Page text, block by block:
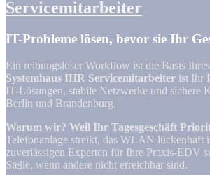
Servicemitarbeiter
IT-Probleme lösen, bevor sie Ihr
Ein reibungsloser Workflow ist die Basis
Systemhaus IHR Servicemitarbeiter ist Ihr
IT-Lösungen, stabile Netzwerke und sichere
Berlin und Brandenburg.
Warum wir? Weil Ihr Tagesgeschäft
Telefonanlage streikt, das WLAN lückenhaft
zuverlässigen Experten für Ihre Praxis-EDV
Stelle, wenn andere nicht erreichbar sind.